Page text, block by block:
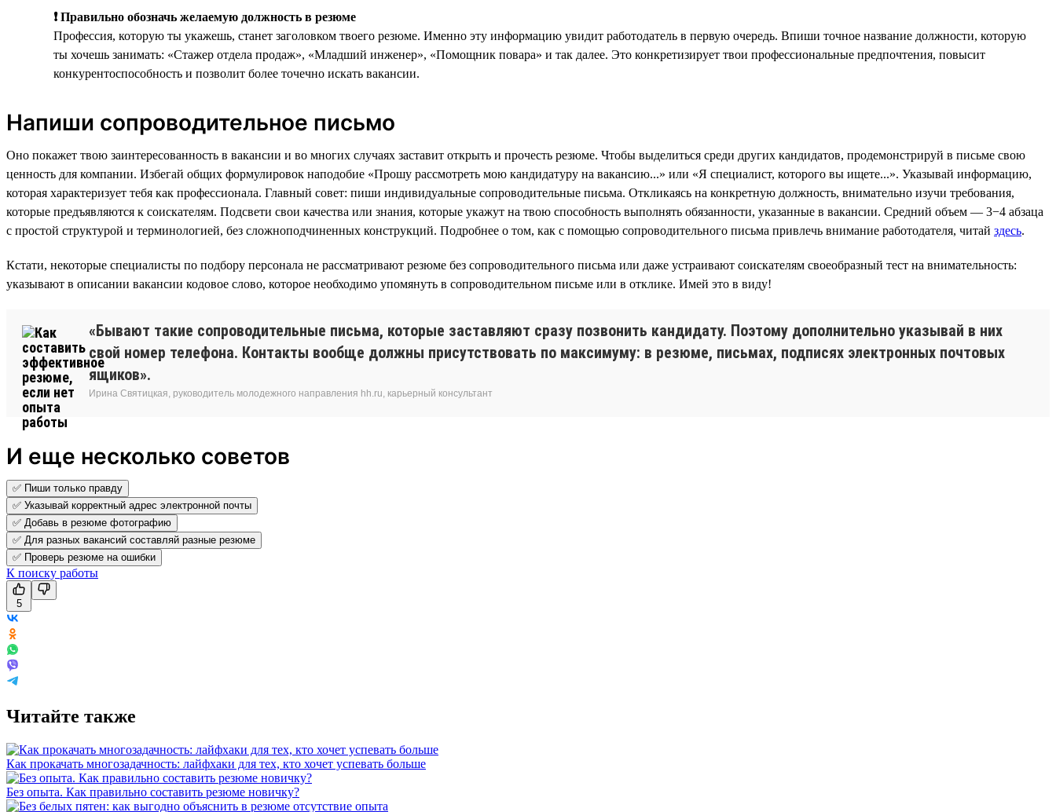
❗ Правильно обозначь желаемую должность в резюме
Профессия, которую ты укажешь, станет заголовком твоего резюме. Именно эту информацию увидит работодатель в первую очередь. Впиши точное название должности, которую
ты хочешь занимать: «Стажер отдела продаж», «Младший инженер», «Помощник повара» и так далее. Это конкретизирует твои профессиональные предпочтения, повысит
конкурентоспособность и позволит более точечно искать вакансии.
Напиши сопроводительное письмо
Оно покажет твою заинтересованность в вакансии и во многих случаях заставит открыть и прочесть резюме. Чтобы выделиться среди других кандидатов, продемонстрируй в письме свою
ценность для компании. Избегай общих формулировок наподобие «Прошу рассмотреть мою кандидатуру на вакансию...» или «Я специалист, которого вы ищете...». Указывай информацию,
которая характеризует тебя как профессионала. Главный совет: пиши индивидуальные сопроводительные письма. Откликаясь на конкретную должность, внимательно изучи требования,
которые предъявляются к соискателям. Подсвети свои качества или знания, которые укажут на твою способность выполнять обязанности, указанные в вакансии. Средний объем — 3−4 абзаца
с простой структурой и терминологией, без сложноподчиненных конструкций. Подробнее о том, как с помощью сопроводительного письма привлечь внимание работодателя, читай здесь.
Кстати, некоторые специалисты по подбору персонала не рассматривают резюме без сопроводительного письма или даже устраивают соискателям своеобразный тест на внимательность:
указывают в описании вакансии кодовое слово, которое необходимо упомянуть в сопроводительном письме или в отклике. Имей это в виду!
«Бывают такие сопроводительные письма, которые заставляют сразу позвонить кандидату. Поэтому дополнительно указывай в них
свой номер телефона. Контакты вообще должны присутствовать по максимуму: в резюме, письмах, подписях электронных почтовых
ящиков».
Ирина Святицкая, руководитель молодежного направления hh.ru, карьерный консультант
И еще несколько советов
✅ Пиши только правду
✅ Указывай корректный адрес электронной почты
✅ Добавь в резюме фотографию
✅ Для разных вакансий составляй разные резюме
✅ Проверь резюме на ошибки
К поиску работы
5
Читайте также
Как прокачать многозадачность: лайфхаки для тех, кто хочет успевать больше
Без опыта. Как правильно составить резюме новичку?